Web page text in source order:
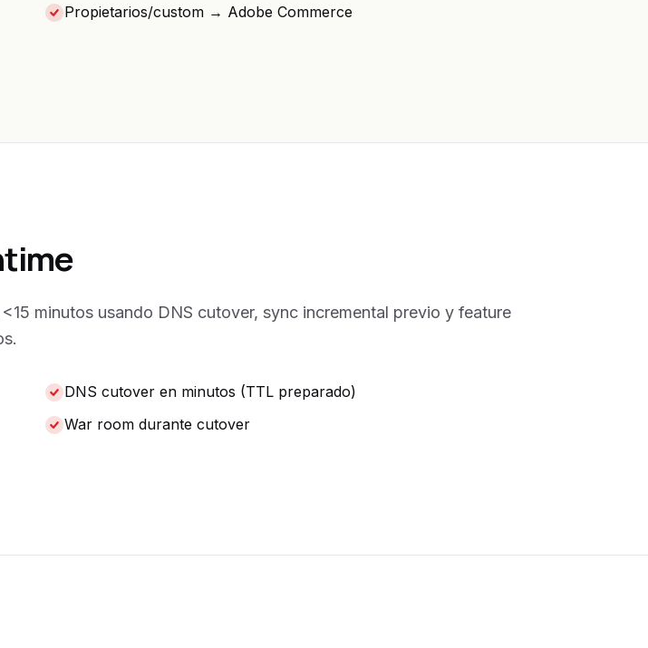
Propietarios/custom → Adobe Commerce
minutos usando DNS cutover, sync incremental previo y feature
DNS cutover en minutos (TTL preparado)
War room durante cutover